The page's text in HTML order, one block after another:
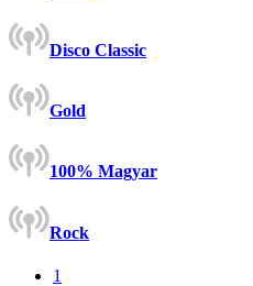
Disco Classic
Gold
100% Magyar
Rock
1